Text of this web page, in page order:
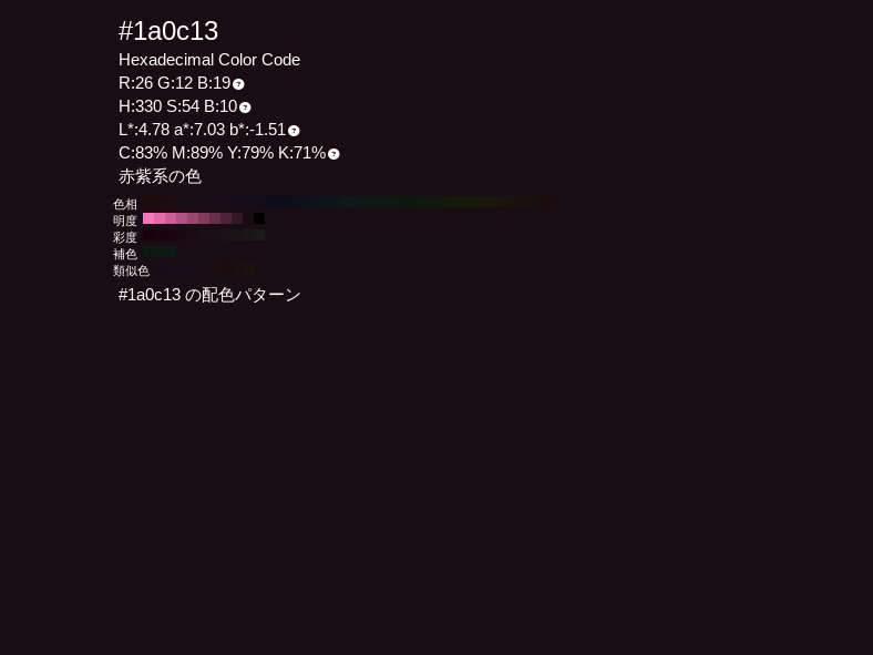
#1a0c13
Hexadecimal Color Code
R:26 G:12 B:19
H:330 S:54 B:10
L*:4.78 a*:7.03 b*:-1.51
C:83% M:89% Y:79% K:71%
赤紫系の色
色相
明度
彩度
補色
類似色
#1a0c13 の配色パターン